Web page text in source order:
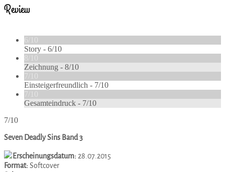
Review
6/10
Story - 6/10
8/10
Zeichnung - 8/10
7/10
Einsteigerfreundlich - 7/10
7/10
Gesamteindruck - 7/10
7/10
Seven Deadly Sins Band 3
Erscheinungsdatum: 28.07.2015
Format: Softcover